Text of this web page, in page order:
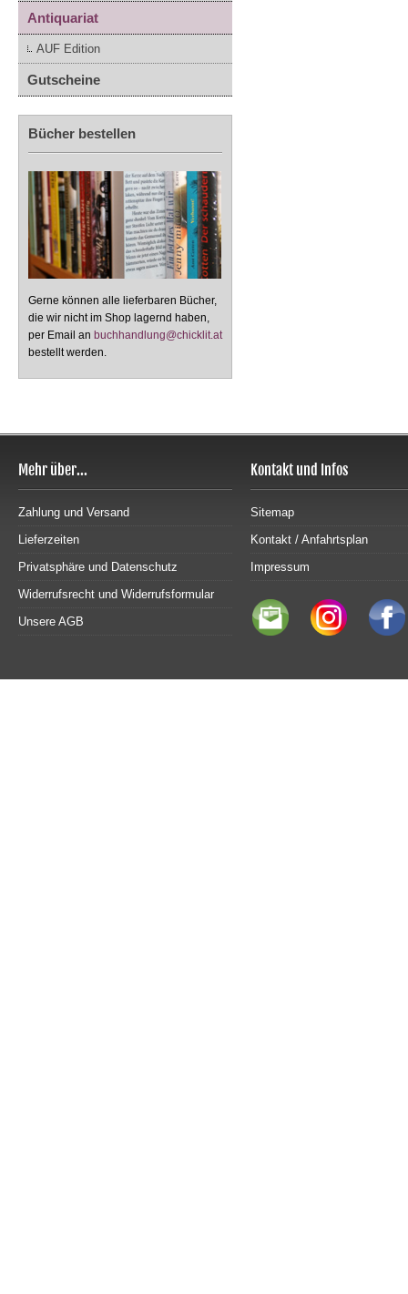
Antiquariat
AUF Edition
Gutscheine
Bücher bestellen
Gerne können alle lieferbaren Bücher,
die wir nicht im Shop lagernd haben,
per Email an buchhandlung@chicklit.at
bestellt werden.
Mehr über...
Zahlung und Versand
Lieferzeiten
Privatsphäre und Datenschutz
Widerrufsrecht und Widerrufsformular
Unsere AGB
Kontakt und Infos
Sitemap
Kontakt / Anfahrtsplan
Impressum